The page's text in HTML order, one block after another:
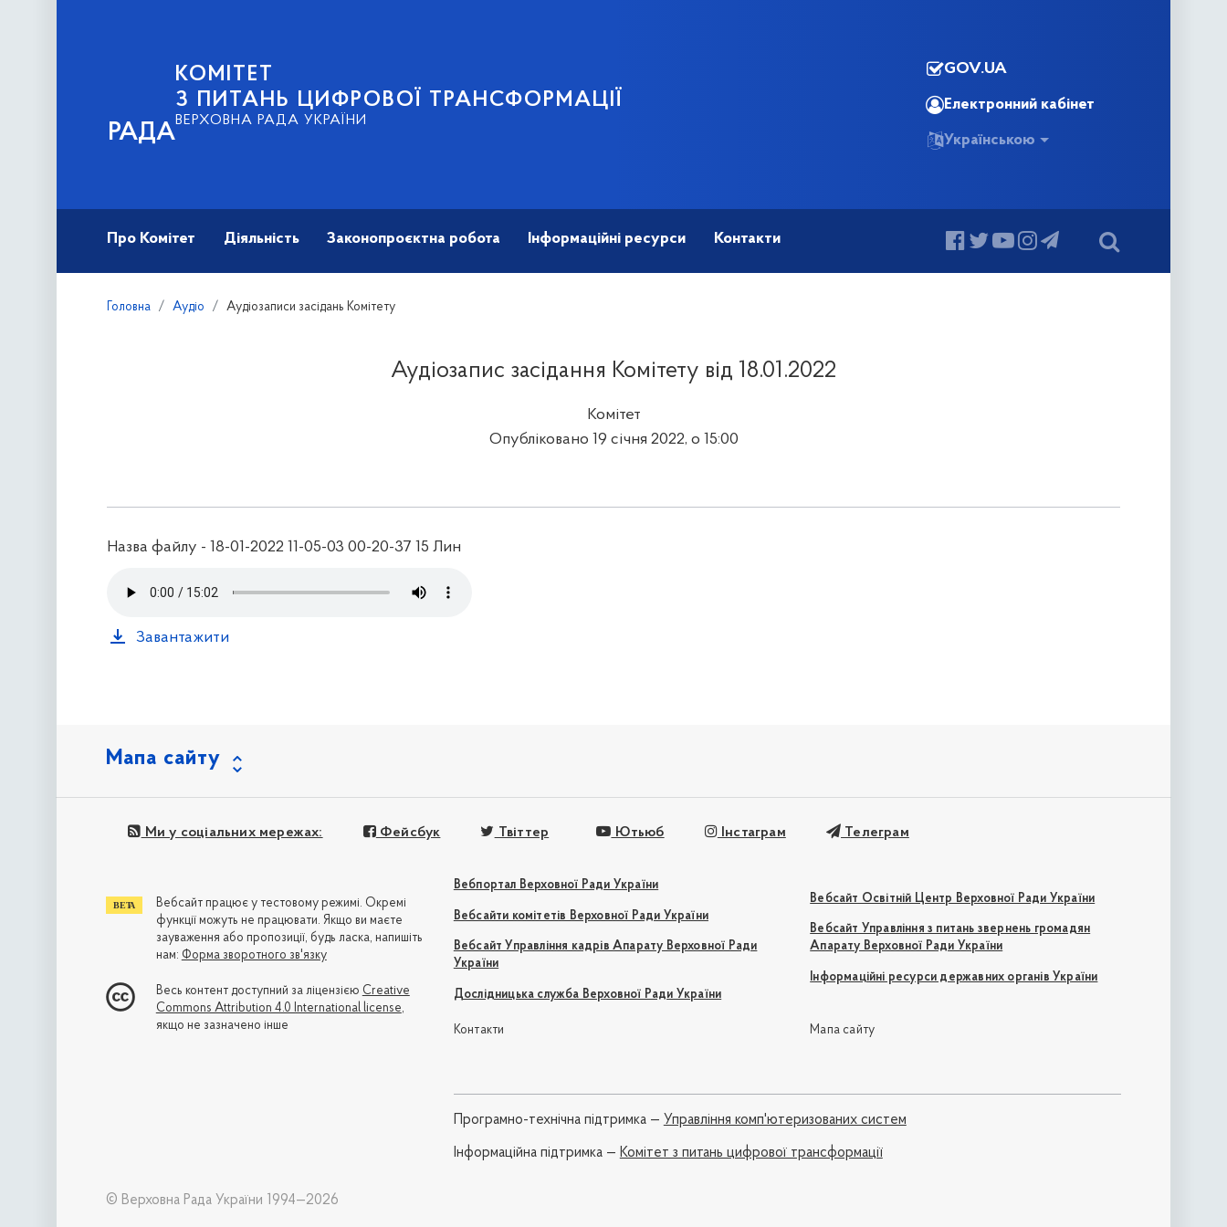
РАДА
КОМІТЕТ
З ПИТАНЬ ЦИФРОВОЇ ТРАНСФОРМАЦІЇ
ВЕРХОВНА РАДА УКРАЇНИ
GOV.UA
Електронний кабінет
Українською
Про Комітет Діяльність Законопроєктна робота Інформаційні ресурси Контакти
Головна Аудіо Аудіозаписи засідань Комітету
Аудіозапис засідання Комітету від 18.01.2022
Комітет
Опубліковано 19 січня 2022, о 15:00
Назва файлу - 18-01-2022 11-05-03 00-20-37 15 Лин
Завантажити
Мапа сайту
Ми у соціальних мережах: Фейсбук Твіттер Ютьюб Інстаграм Телеграм
Вебпортал Верховної Ради України
Вебсайти комітетів Верховної Ради України
Вебсайт Управління кадрів Апарату Верховної Ради
України
Дослідницька служба Верховної Ради України
Вебсайт Освітній Центр Верховної Ради України
Вебсайт Управління з питань звернень громадян
Апарату Верховної Ради України
Інформаційні ресурси державних органів України
Контакти Мапа сайту
Програмно-технічна підтримка — Управління комп'ютеризованих систем
Iнформаційна підтримка — Комітет з питань цифрової трансформації
Вебсайт працює у тестовому режимі. Окремі
функції можуть не працювати. Якщо ви маєте
зауваження або пропозиції, будь ласка, напишіть
нам: Форма зворотного зв'язку
Весь контент доступний за ліцензією Creative
Commons Attribution 4.0 International license,
якщо не зазначено інше
© Верховна Рада України 1994—2026